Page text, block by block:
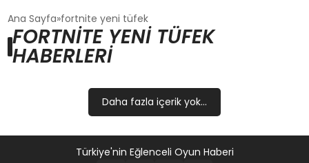
GÜNCEL
OYUN HABERLERI
EĞITIM
Ana Sayfa fortnite yeni tüfek
FORTNITE YENI TÜFEK
HABERLERI
Daha fazla içerik yok...
Türkiye'nin Eğlenceli Oyun Haberi